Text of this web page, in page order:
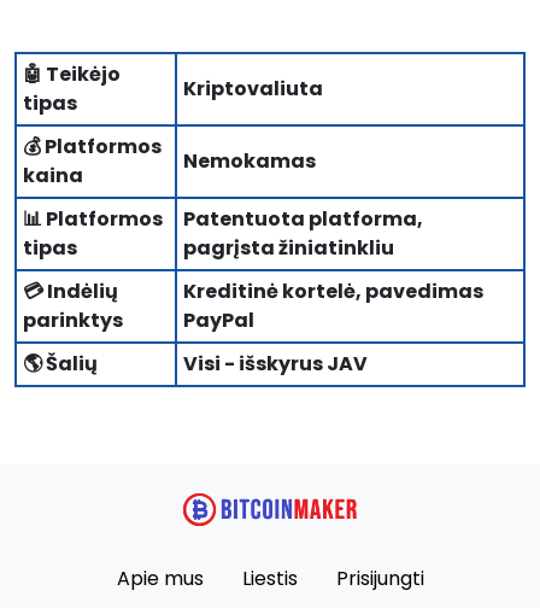
🤖 Teikėjo
tipas
Kriptovaliuta
💰 Platformos
kaina
Nemokamas
📊 Platformos
tipas
Patentuota platforma,
pagrįsta žiniatinkliu
💳 Indėlių
parinktys
Kreditinė kortelė, pavedimas
PayPal
🌎 Šalių
Visi - išskyrus JAV
Apie mus Liestis Prisijungti